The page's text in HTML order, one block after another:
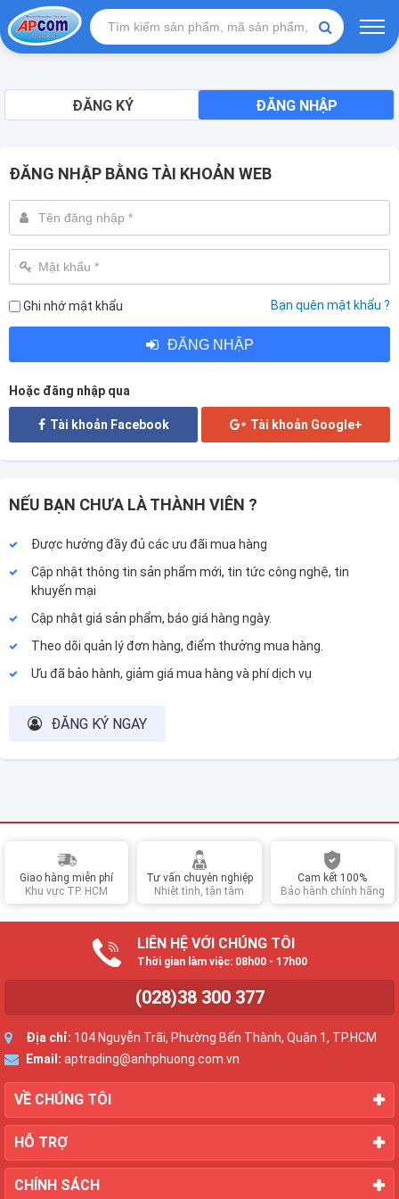
ĐĂNG KÝ ĐĂNG NHẬP
ĐĂNG NHẬP BẰNG TÀI KHOẢN WEB
Ghi nhớ mật khẩu Bạn quên mật khẩu ?
ĐĂNG NHẬP
Hoặc đăng nhập qua
Tài khoản Facebook Tài khoản Google+
NẾU BẠN CHƯA LÀ THÀNH VIÊN ?
Được hưởng đầy đủ các ưu đãi mua hàng
Cập nhật thông tin sản phẩm mới, tin tức công nghệ, tin
khuyến mại
Cập nhật giá sản phẩm, báo giá hàng ngày.
Theo dõi quản lý đơn hàng, điểm thưởng mua hàng.
Ưu đã bảo hành, giảm giá mua hàng và phí dịch vụ
ĐĂNG KÝ NGAY
Giao hàng miễn phí
Khu vực TP. HCM
Tư vấn chuyên nghiệp
Nhiệt tình, tận tâm
Cam kết 100%
Bảo hành chính hãng
LIÊN HỆ VỚI CHÚNG TÔI
Thời gian làm việc: 08h00 - 17h00
(028)38 300 377
Địa chỉ: 104 Nguyễn Trãi, Phường Bến Thành, Quận 1, TP.HCM
Email: aptrading@anhphuong.com.vn
VỀ CHÚNG TÔI
HỖ TRỢ
CHÍNH SÁCH